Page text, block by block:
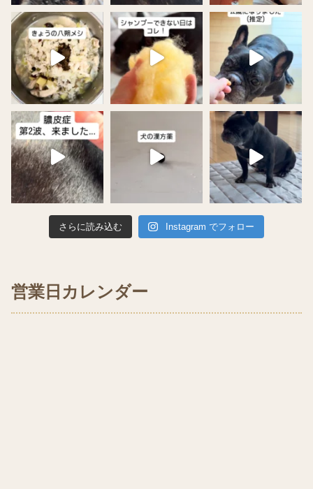
さらに読み込む Instagram でフォロー
営業日カレンダー